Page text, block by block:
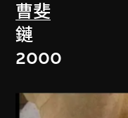
曹斐
鏈
2000